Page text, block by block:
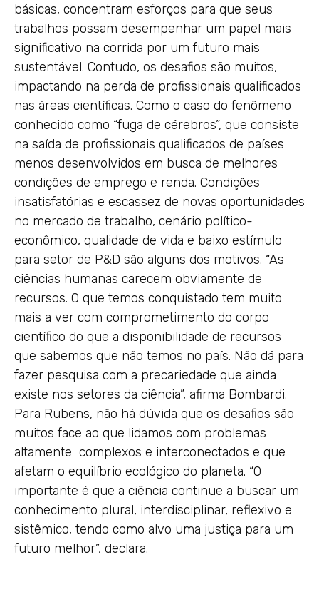
básicas, concentram esforços para que seus
trabalhos possam desempenhar um papel mais
significativo na corrida por um futuro mais
sustentável. Contudo, os desafios são muitos,
impactando na perda de profissionais qualificados
nas áreas científicas. Como o caso do fenômeno
conhecido como “fuga de cérebros”, que consiste
na saída de profissionais qualificados de países
menos desenvolvidos em busca de melhores
condições de emprego e renda. Condições
insatisfatórias e escassez de novas oportunidades
no mercado de trabalho, cenário político-
econômico, qualidade de vida e baixo estímulo
para setor de P&D são alguns dos motivos. “As
ciências humanas carecem obviamente de
recursos. O que temos conquistado tem muito
mais a ver com comprometimento do corpo
científico do que a disponibilidade de recursos
que sabemos que não temos no país. Não dá para
fazer pesquisa com a precariedade que ainda
existe nos setores da ciência”, afirma Bombardi.
Para Rubens, não há dúvida que os desafios são
muitos face ao que lidamos com problemas
altamente complexos e interconectados e que
afetam o equilíbrio ecológico do planeta. “O
importante é que a ciência continue a buscar um
conhecimento plural, interdisciplinar, reflexivo e
sistêmico, tendo como alvo uma justiça para um
futuro melhor”, declara.